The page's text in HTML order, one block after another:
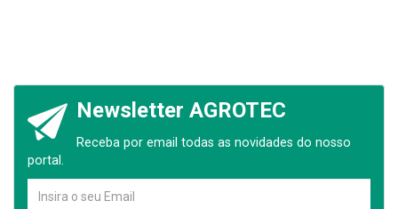
Newsletter AGROTEC
Receba por email todas as novidades do nosso
portal.